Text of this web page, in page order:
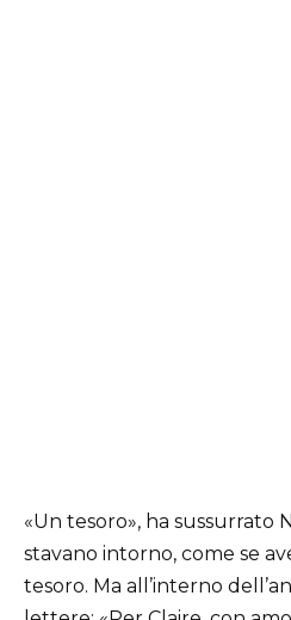
«Un tesoro», ha sussurrato
stavano intorno, come se
tesoro. Ma all’interno